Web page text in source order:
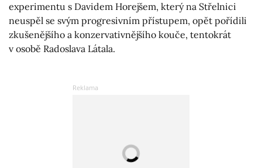
experimentu s Davidem Horejšem, který na Střelnici
neuspěl se svým progresivním přístupem, opět pořídili
zkušenějšího a konzervativnějšího kouče, tentokrát
v osobě Radoslava Látala.